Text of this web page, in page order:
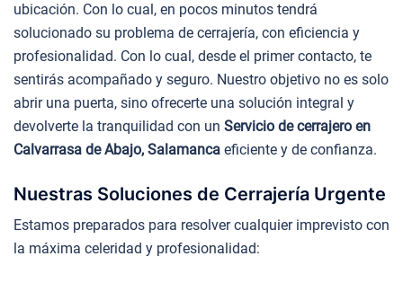
ubicación. Con lo cual, en pocos minutos tendrá
solucionado su problema de cerrajería, con eficiencia y
profesionalidad. Con lo cual, desde el primer contacto, te
sentirás acompañado y seguro. Nuestro objetivo no es solo
abrir una puerta, sino ofrecerte una solución integral y
devolverte la tranquilidad con un Servicio de cerrajero en
Calvarrasa de Abajo, Salamanca eficiente y de confianza.
Nuestras Soluciones de Cerrajería Urgente
Estamos preparados para resolver cualquier imprevisto con
la máxima celeridad y profesionalidad: